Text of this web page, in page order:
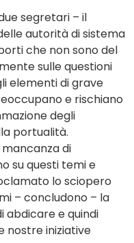
segretari – il
autorità di sistema
che non sono del
sulle questioni
elementi di grave
e rischiano
degli
portualità.
di
su questi temi e
lo sciopero
– concludono – la
abdicare e quindi
nostre iniziative